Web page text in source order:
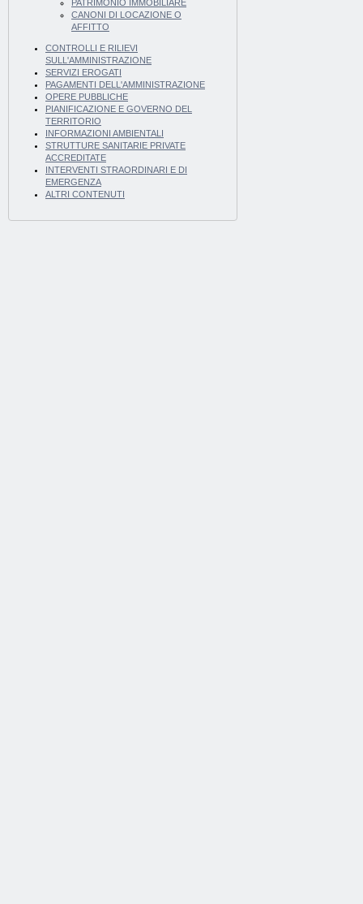
PATRIMONIO IMMOBILIARE
CANONI DI LOCAZIONE O
AFFITTO
CONTROLLI E RILIEVI
SULL'AMMINISTRAZIONE
SERVIZI EROGATI
PAGAMENTI DELL'AMMINISTRAZIONE
OPERE PUBBLICHE
PIANIFICAZIONE E GOVERNO DEL
TERRITORIO
INFORMAZIONI AMBIENTALI
STRUTTURE SANITARIE PRIVATE
ACCREDITATE
INTERVENTI STRAORDINARI E DI
EMERGENZA
ALTRI CONTENUTI